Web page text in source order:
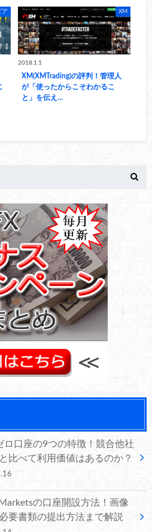
ア XM
2018.1.1
XM(XMTrading)の評判！管理人
が「使ったからこそわかるこ
と」を伝え…
ロ口座の9つの特徴！競合他社
比べて利用価値はあるのか？
の口座開設方法！画像
要書類の提出方法まで解説